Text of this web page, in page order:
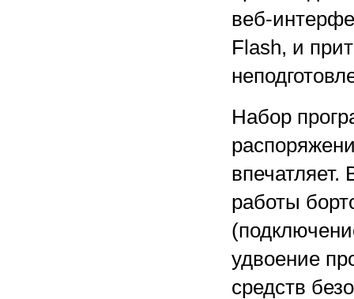
веб-
Flash, и
Набор
впечатляет.
работы
удвоение
средств